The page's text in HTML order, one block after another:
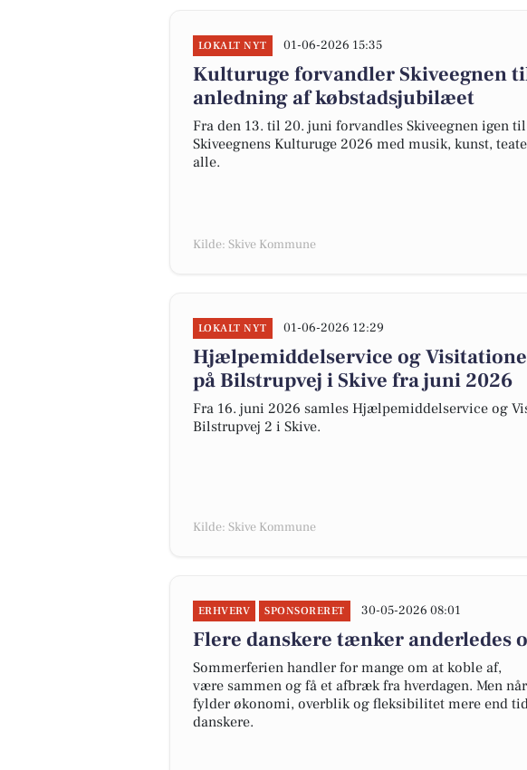
LOKALT NYT 01-06-2026 15:35
Kulturuge forvandler Skiveegnen
anledning af købstadsjubilæet
Fra den 13. til 20. juni forvandles Skiveegnen igen
Skiveegnens Kulturuge 2026 med musik, kunst,
alle.
Kilde: Skive Kommune
LOKALT NYT 01-06-2026 12:29
Hjælpemiddelservice og
på Bilstrupvej i Skive fra juni 2026
Fra 16. juni 2026 samles Hjælpemiddelservice og
Bilstrupvej 2 i Skive.
Kilde: Skive Kommune
ERHVERV SPONSORERET 30-05-2026 08:01
Flere danskere tænker anderledes
Sommerferien handler for mange om at koble af,
være sammen og få et afbræk fra hverdagen. Men
fylder økonomi, overblik og fleksibilitet mere end
danskere.